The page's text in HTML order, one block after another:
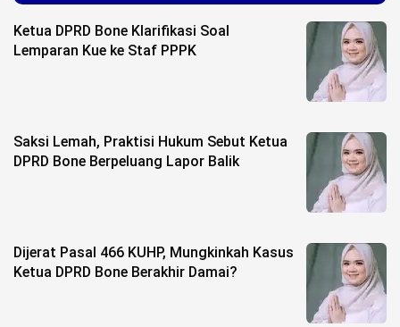
Ketua DPRD Bone Klarifikasi Soal
Lemparan Kue ke Staf PPPK
Saksi Lemah, Praktisi Hukum Sebut Ketua
DPRD Bone Berpeluang Lapor Balik
Dijerat Pasal 466 KUHP, Mungkinkah Kasus
Ketua DPRD Bone Berakhir Damai?